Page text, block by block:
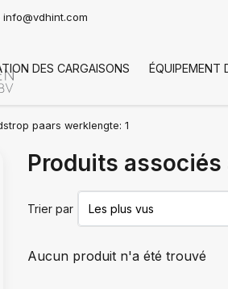
info@vdhint.com
DES CARGAISONS ÉQUIPEMENT
paars werklengte: 1
Produits
Trier par
Aucun produit n'a été trouvé